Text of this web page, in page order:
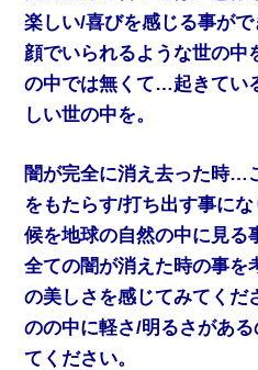
楽しい/喜びを感じる事が
顔でいられるような世の中
の中では無くて…起きてい
しい世の中を。
闇が完全に消え去った時…
をもたらす/打ち出す事に
候を地球の自然の中に見る
全ての闇が消えた時の事
の美しさを感じてみてく
のの中に軽さ/明るさがあ
てください。